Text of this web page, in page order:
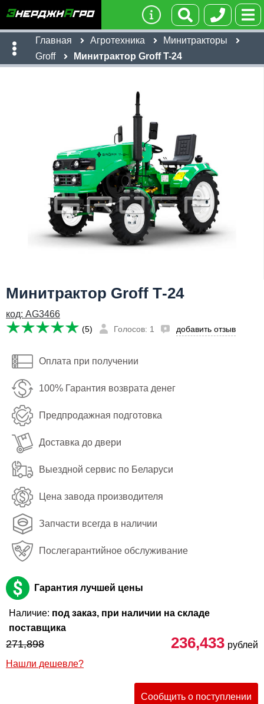
Главная Агротехника
Минитракторы
Groff
Минитрактор Groff T-24
Минитрактор Groff Т-24
код: AG3466
(5) Голосов: 1 добавить отзыв
Оплата при получении
100% Гарантия возврата денег
Предпродажная подготовка
Доставка до двери
Выездной сервис по Беларуси
Цена завода производителя
Запчасти всегда в наличии
Послегарантийное обслуживание
Гарантия лучшей цены
Наличие: под заказ, при наличии на складе
поставщика
271,898 236,433 рублей
Нашли дешевле?
Сообщить о поступлении
236,433 руб
Email:
Телефон*:
Сообщить о поступлении
236,433
Имя:
Телефон
Я даю согласие на обработку персональных данных
Сообщить о поступлении
Я даю согласие на обработку персональных данных
Отправить